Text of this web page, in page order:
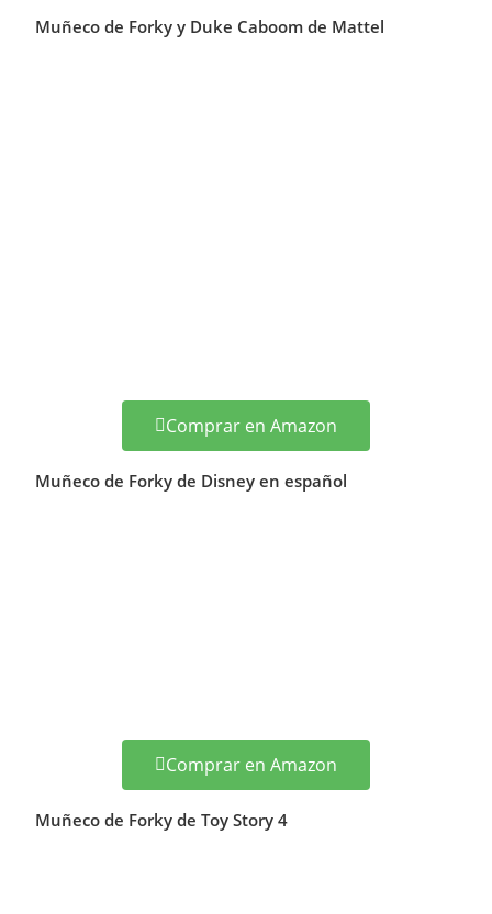
Muñeco de Forky y Duke Caboom de Mattel
Comprar en Amazon
Muñeco de Forky de Disney en español
Comprar en Amazon
Muñeco de Forky de Toy Story 4